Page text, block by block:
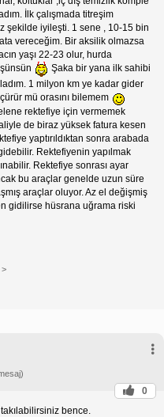
İlk çalışmada titreşim
şekilde iyileşti. 1 sene , 10-15 bin
vereceğim. Bir aksilik olmazsa
yaşı 22-23 olur, hurda
Şaka bir yana ilk sahibi
1 milyon km ye kadar gider
mü orasını bilemem
rektefiye için vermemek
de biraz yüksek fatura kesen
yaptırıldıktan sonra arabada
Rektefiyenin yapılmak
Rektefiye sonrası ayar
bu araçlar genelde uzun süre
araçlar oluyor. Az el değişmiş
gidilirse hüsrana uğrama riski
>
0
bence.